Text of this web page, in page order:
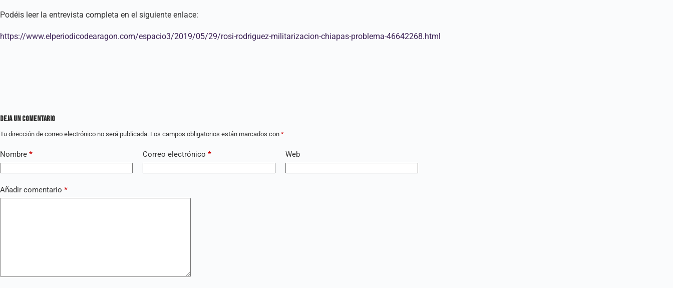
Podéis leer la entrevista completa en el siguiente enlace:
https://www.elperiodicodearagon.com/espacio3/2019/05/29/rosi-rodriguez-militarizacion-chiapas-problema-46642268.html
Deja un comentario
Tu dirección de correo electrónico no será publicada. Los campos obligatorios están marcados con *
Nombre * Correo electrónico * Web
Añadir comentario *